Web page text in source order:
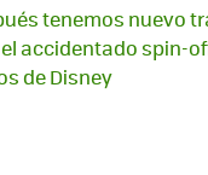
tenemos nuevo
accidentado spin-
de Disney